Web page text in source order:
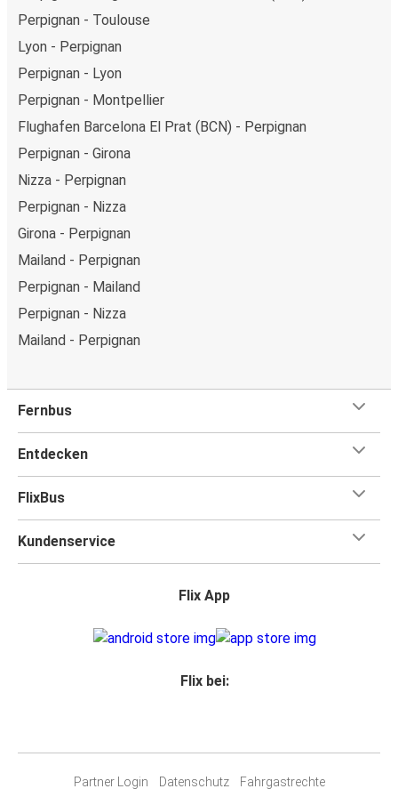
Perpignan - Toulouse
Lyon - Perpignan
Perpignan - Lyon
Perpignan - Montpellier
Flughafen Barcelona El Prat (BCN) - Perpignan
Perpignan - Girona
Nizza - Perpignan
Perpignan - Nizza
Girona - Perpignan
Mailand - Perpignan
Perpignan - Mailand
Perpignan - Nizza
Mailand - Perpignan
Fernbus
Entdecken
FlixBus
Kundenservice
Flix App
Flix bei:
Partner Login Datenschutz
Fahrgastrechte